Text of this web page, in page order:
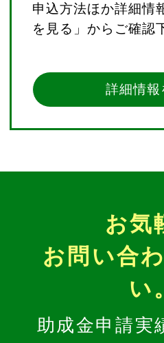
申込方法ほか詳細情
を見る」からご確認
詳細情報
お気
お問い合
い
助成金申請実